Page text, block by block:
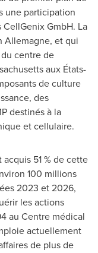
une participation
GmbH. La
Allemagne, et qui
centre de
aux États-
de culture
des
destinés à la
et cellulaire.
51 % de cette
100 millions
2023 et2026,
les actions
au Centre médical
actuellement
de plus de